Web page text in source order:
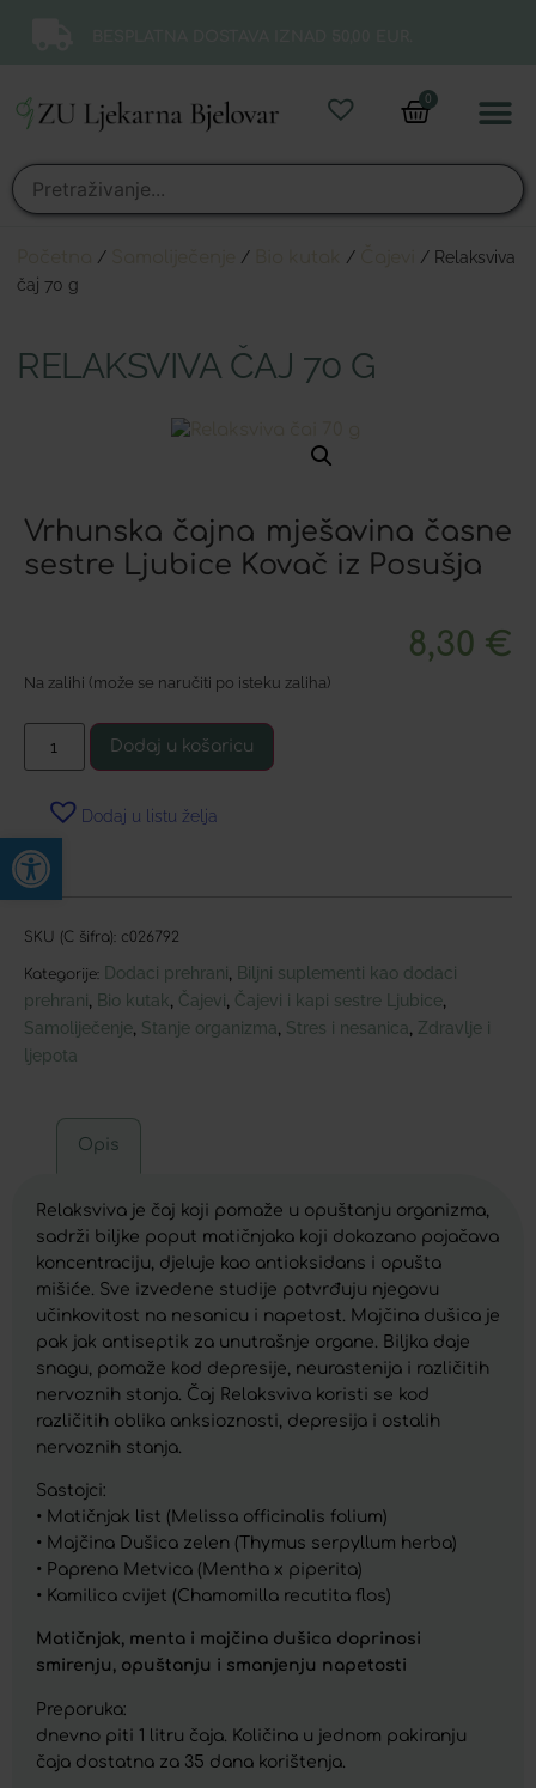
Open toolbar
0
/ / /
/ Relaksviva
čaj 70 g
RELAKSVIVA ČAJ 70 G
Vrhunska čajna mješavina časne
sestre Ljubice Kovač iz Posušja
8,30 €
Na zalihi (može se naručiti po isteku zaliha)
Dodaj u košaricu
Dodaj u listu želja
SKU (C šifra): c026792
Kategorije: Dodaci prehrani, Biljni suplementi kao dodaci
prehrani, Bio kutak, Čajevi, Čajevi i kapi sestre Ljubice,
Samoliječenje, Stanje organizma, Stres i nesanica, Zdravlje i
ljepota
Opis
Relaksviva je čaj koji pomaže u opuštanju organizma,
sadrži biljke poput matičnjaka koji dokazano pojačava
koncentraciju, djeluje kao antioksidans i opušta
mišiće. Sve izvedene studije potvrđuju njegovu
učinkovitost na nesanicu i napetost. Majčina dušica je
pak jak antiseptik za unutrašnje organe. Biljka daje
snagu, pomaže kod depresije, neurastenija i različitih
nervoznih stanja. Čaj Relaksviva koristi se kod
različitih oblika anksioznosti, depresija i ostalih
nervoznih stanja.
Sastojci:
• Matičnjak list (Melissa officinalis folium)
• Majčina Dušica zelen (Thymus serpyllum herba)
• Paprena Metvica (Mentha x piperita)
• Kamilica cvijet (Chamomilla recutita flos)
Matičnjak, menta i majčina dušica doprinosi
smirenju, opuštanju i smanjenju napetosti
Preporuka:
dnevno piti 1 litru čaja. Količina u jednom pakiranju
čaja dostatna za 35 dana korištenja.